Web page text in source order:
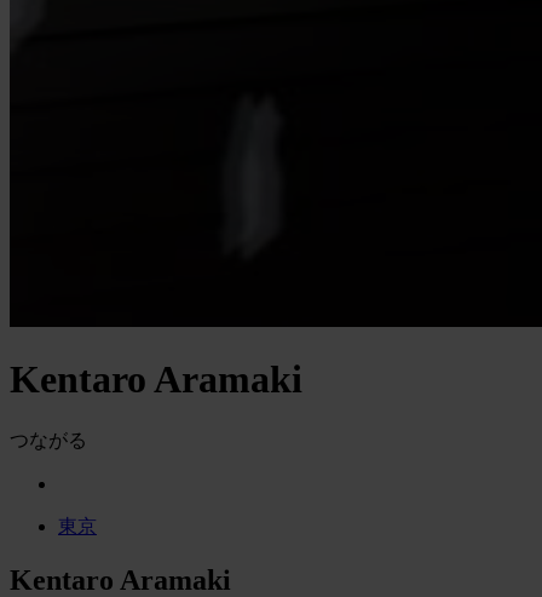
Kentaro Aramaki
つながる
東京
Kentaro Aramaki